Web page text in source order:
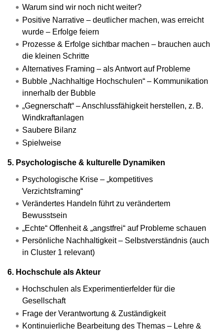
Warum sind wir noch nicht weiter?
Positive Narrative – deutlicher machen, was erreicht
wurde – Erfolge feiern
Prozesse & Erfolge sichtbar machen – brauchen auch
die kleinen Schritte
Alternatives Framing – als Antwort auf Probleme
Bubble „Nachhaltige Hochschulen“ – Kommunikation
innerhalb der Bubble
„Gegnerschaft“ – Anschlussfähigkeit herstellen, z. B.
Windkraftanlagen
Saubere Bilanz
Spielweise
5. Psychologische & kulturelle Dynamiken
Psychologische Krise – „kompetitives
Verzichtsframing“
Verändertes Handeln führt zu verändertem
Bewusstsein
„Echte“ Offenheit & „angstfrei“ auf Probleme schauen
Persönliche Nachhaltigkeit – Selbstverständnis (auch
in Cluster 1 relevant)
6. Hochschule als Akteur
Hochschulen als Experimentierfelder für die
Gesellschaft
Frage der Verantwortung & Zuständigkeit
Kontinuierliche Bearbeitung des Themas – Lehre &